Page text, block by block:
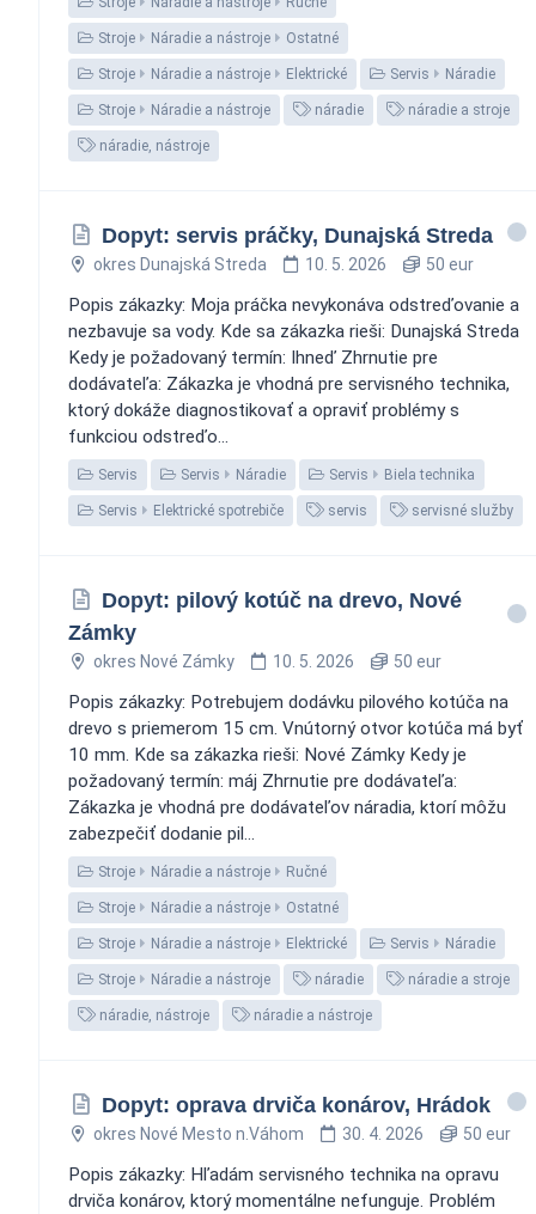
Stroje Náradie a nástroje Ostatné
Stroje Náradie a nástroje Elektrické Servis Náradie
Stroje Náradie a nástroje náradie náradie a stroje
náradie, nástroje
Dopyt: servis práčky, Dunajská Streda
okres Dunajská Streda 10. 5. 2026 50 eur
Popis zákazky: Moja práčka nevykonáva odstreďovanie a
nezbavuje sa vody. Kde sa zákazka rieši: Dunajská Streda
Kedy je požadovaný termín: Ihneď Zhrnutie pre
dodávateľa: Zákazka je vhodná pre servisného technika,
ktorý dokáže diagnostikovať a opraviť problémy s
funkciou odstreďo...
Servis Servis Náradie Servis Biela technika
Servis Elektrické spotrebiče servis servisné služby
Dopyt: pilový kotúč na drevo, Nové
Zámky
okres Nové Zámky 10. 5. 2026 50 eur
Popis zákazky: Potrebujem dodávku pilového kotúča na
drevo s priemerom 15 cm. Vnútorný otvor kotúča má byť
10 mm. Kde sa zákazka rieši: Nové Zámky Kedy je
požadovaný termín: máj Zhrnutie pre dodávateľa:
Zákazka je vhodná pre dodávateľov náradia, ktorí môžu
zabezpečiť dodanie pil...
Stroje Náradie a nástroje Ručné
Stroje Náradie a nástroje Ostatné
Stroje Náradie a nástroje Elektrické Servis Náradie
Stroje Náradie a nástroje náradie náradie a stroje
náradie, nástroje náradie a nástroje
Dopyt: oprava drviča konárov, Hrádok
okres Nové Mesto n.Váhom 30. 4. 2026 50 eur
Popis zákazky: Hľadám servisného technika na opravu
drviča konárov, ktorý momentálne nefunguje. Problém